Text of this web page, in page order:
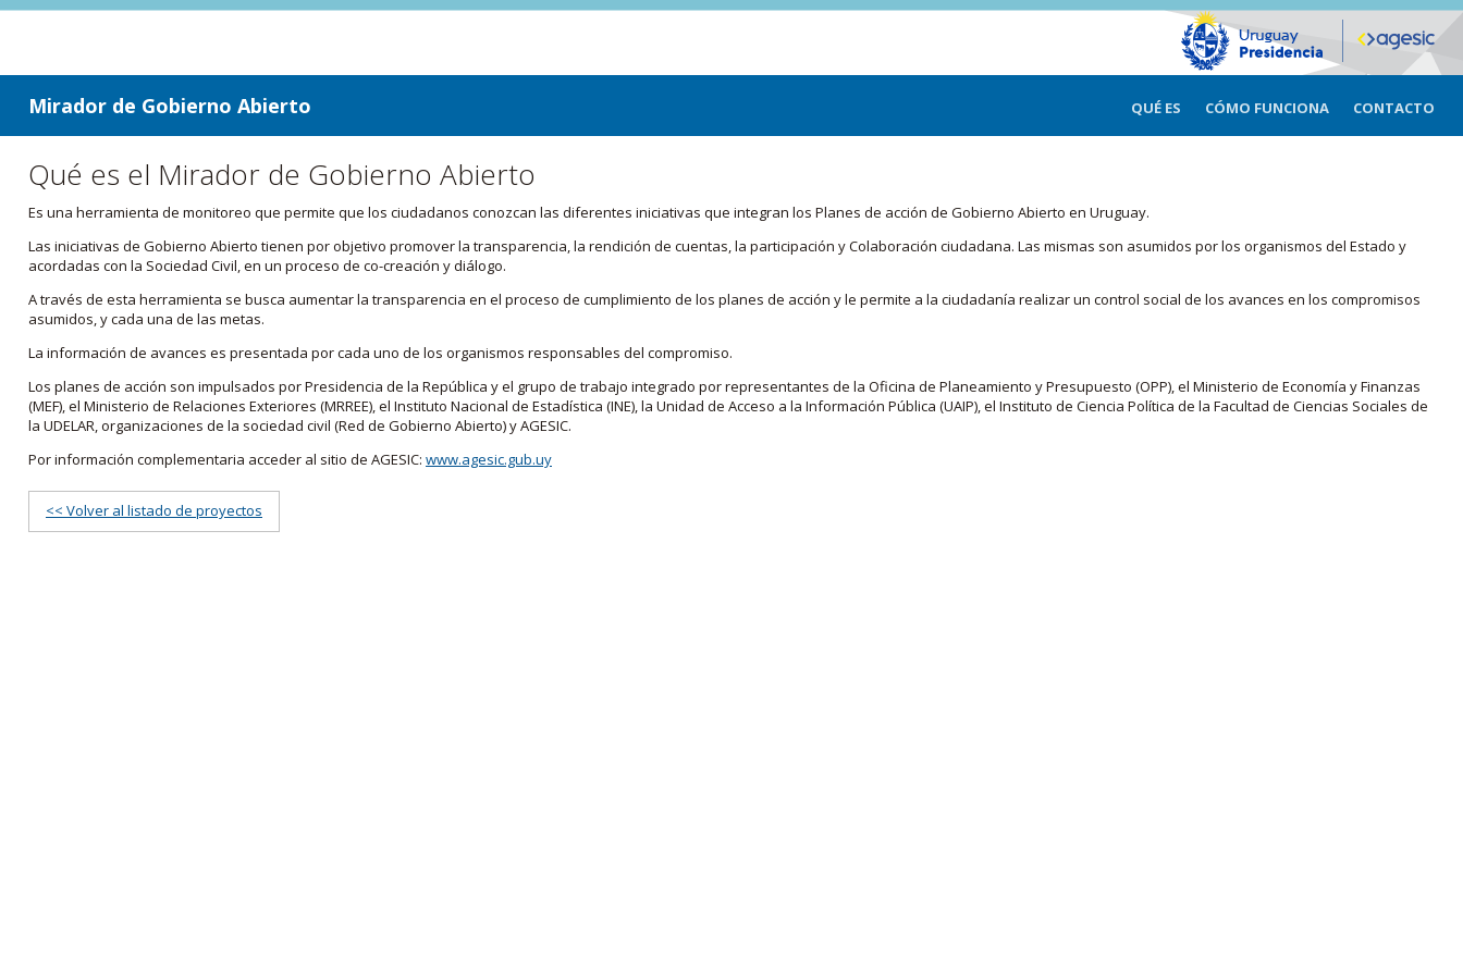
ir a contenido
ir al menú
Mirador de Gobierno Abierto QUÉ ES CÓMO FUNCIONA CONTACTO
Qué es el Mirador de Gobierno Abierto
Es una herramienta de monitoreo que permite que los ciudadanos conozcan las diferentes iniciativas que integran los Planes de acción de Gobierno Abierto en Uruguay.
Las iniciativas de Gobierno Abierto tienen por objetivo promover la transparencia, la rendición de cuentas, la participación y Colaboración ciudadana. Las mismas son asumidos por los organismos del Estado y
acordadas con la Sociedad Civil, en un proceso de co-creación y diálogo.
A través de esta herramienta se busca aumentar la transparencia en el proceso de cumplimiento de los planes de acción y le permite a la ciudadanía realizar un control social de los avances en los compromisos
asumidos, y cada una de las metas.
La información de avances es presentada por cada uno de los organismos responsables del compromiso.
Los planes de acción son impulsados por Presidencia de la República y el grupo de trabajo integrado por representantes de la Oficina de Planeamiento y Presupuesto (OPP), el Ministerio de Economía y Finanzas
(MEF), el Ministerio de Relaciones Exteriores (MRREE), el Instituto Nacional de Estadística (INE), la Unidad de Acceso a la Información Pública (UAIP), el Instituto de Ciencia Política de la Facultad de Ciencias Sociales de
la UDELAR, organizaciones de la sociedad civil (Red de Gobierno Abierto) y AGESIC.
Por información complementaria acceder al sitio de AGESIC: www.agesic.gub.uy
<< Volver al listado de proyectos